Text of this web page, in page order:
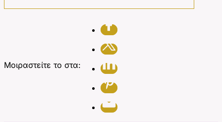
Μοιραστείτε το στα: